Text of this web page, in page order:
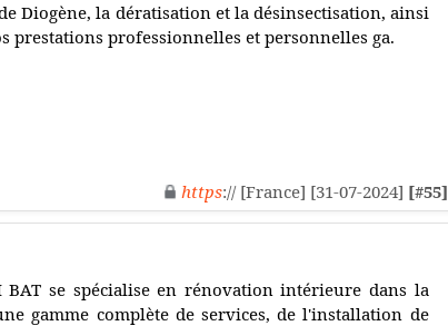
Diogène, la dératisation et la désinsectisation, ainsi
prestations professionnelles et personnelles ga.
https:// [France] [31-07-2024] [#55]
se spécialise en rénovation intérieure dans la
gamme complète de services, de l'installation de